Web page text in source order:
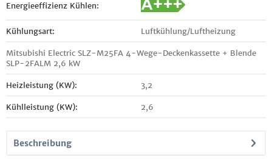
Energieeffizienz Kühlen:
Kühlungsart: Luftkühlung/Luftheizung
Mitsubishi Electric SLZ-M25FA 4-Wege-Deckenkassette + Blende
SLP-2FALM 2,6 kW
Heizleistung (KW): 3,2
Kühlleistung (KW): 2,6
Beschreibung